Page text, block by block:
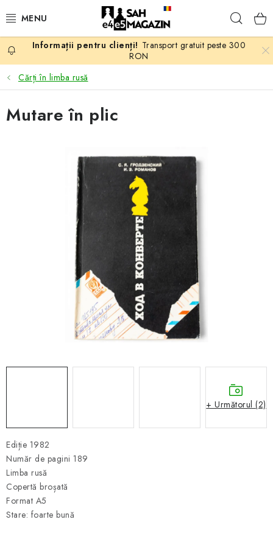
PROMOTII
ȘAH
PIESE DE ȘAH
Transport gratuit peste 300
RON
Cărți în limba rusă
Ediție 1982
Număr de pagini 189
Limba rusă
Copertă broșată
Format A5
Stare: foarte bună
Mutare în plic
+ Următorul (2)